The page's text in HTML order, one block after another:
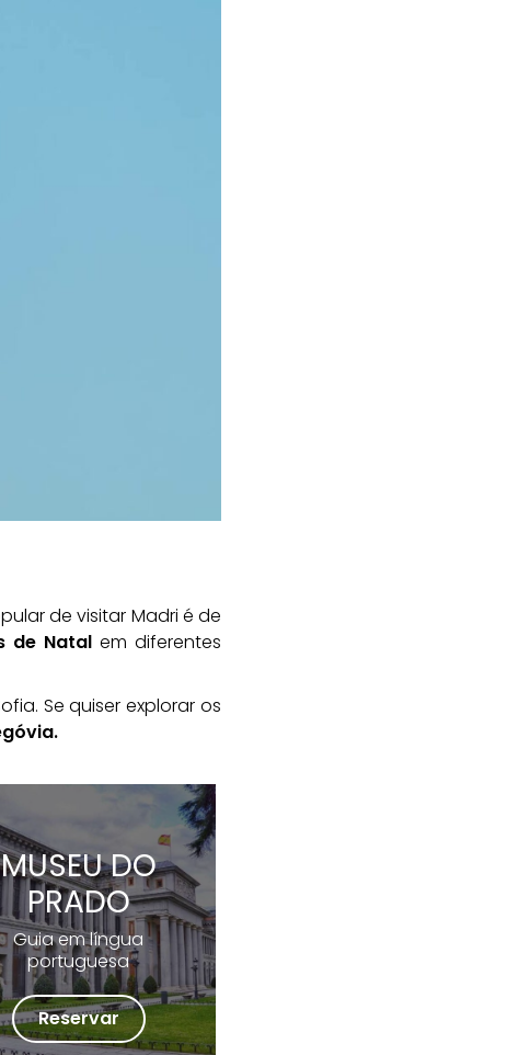
de visitar Madri é de
de Natalem diferentes
Se quiser explorar os
MUSEU DO
PRADO
Guia em língua
portuguesa
Reservar